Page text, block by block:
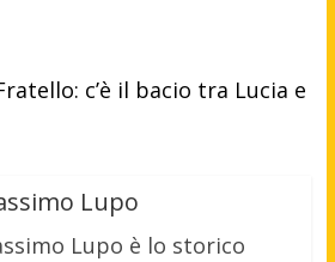
c’è il bacio tra Lucia e
Lupo
Lupo è lo storico